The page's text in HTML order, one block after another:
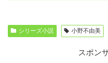
シリーズ小説 小野不由美
スポン